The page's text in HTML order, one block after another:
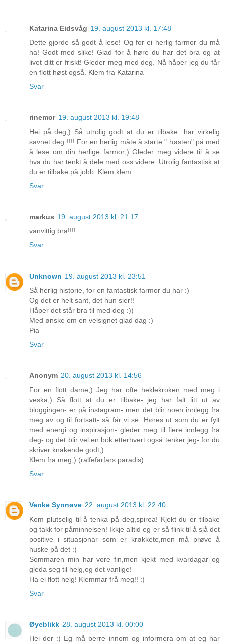
Katarina Eidsvåg 19. august 2013 kl. 17:48
Dette gjorde så godt å lese! Og for ei herlig farmor du må
ha! Godt med slike! Glad for å høre du har det bra og at
livet ditt er friskt! Gleder meg med deg. Nå håper jeg du får
en flott høst også. Klem fra Katarina
Svar
rinemor 19. august 2013 kl. 19:48
Hei på deg;) Så utrolig godt at du er tilbake...har virkelig
savnet deg !!!! For en herlig måte å starte " høsten" på med
å lese om din herlige farmor;) Gleder meg videre til å se
hva du har tenkt å dele med oss videre. Utrolig fantastisk at
du er tilbake på jobb. Klem klem
Svar
markus 19. august 2013 kl. 21:17
vanvittig bra!!!!
Svar
Unknown 19. august 2013 kl. 23:51
Så herlig historie, for en fantastisk farmor du har :)
Og det er helt sant, det hun sier!!
Håper det står bra til med deg :))
Med ønske om en velsignet glad dag :)
Pia
Svar
Anonym 20. august 2013 kl. 14:56
For en flott dame;) Jeg har ofte heklekroken med meg i
veska;) Så flott at du er tilbake- jeg har falt litt ut av
bloggingen- er på instagram- men det blir noen innlegg fra
meg av og til fortsatt- så får vi se. Høres ut som du er fylt
med energi og inspirasjon- gleder meg til flere innlegg fra
deg- og det blir vel en bok etterhvert også tenker jeg- for du
skriver knakende godt;)
Klem fra meg;) (ralfefarfars paradis)
Svar
Venke Synnøve 22. august 2013 kl. 22:40
Kom plutselig til å tenka på deg,spirea! Kjekt du er tilbake
og takk for påminnelsen! Ikkje alltid eg er så flink til å sjå det
positive i situasjonar som er krøkkete,men må prøve å
huske på det :)
Sommaren min har vore fin,men kjekt med kvardagar og
gleda seg til helg,og det vanlige!
Ha ei flott helg! Klemmar frå meg!! :)
Svar
Øyeblikk 28. august 2013 kl. 00:00
Hei der :) Eg må berre innom og informera om at eg har